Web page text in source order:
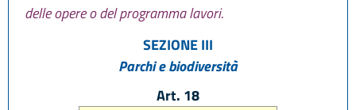
delle opere o del programma lavori.
SEZIONE III
Parchi e biodiversità
Art. 18